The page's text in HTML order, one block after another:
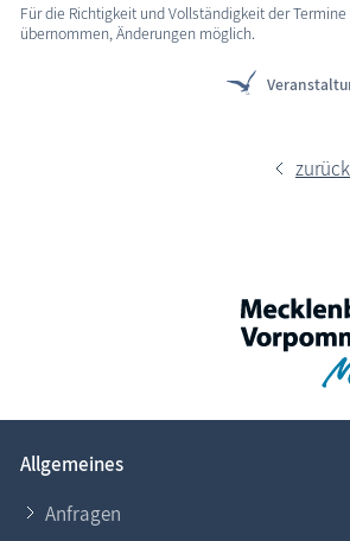
Für die Richtigkeit und Vollständigkeit der
übernommen, Änderungen möglich.
Allgemeines
Anfragen